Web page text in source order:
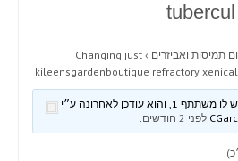
tubercul
תמיסות ואביזרים ›
Changing just
kileensgardenboutique refractory
לפני 2 חודשים .